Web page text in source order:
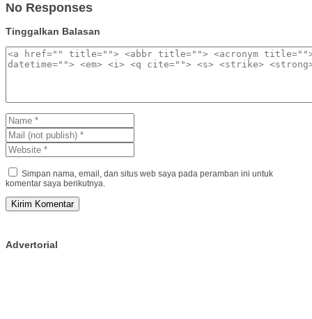
No Responses
Tinggalkan Balasan
Simpan nama, email, dan situs web saya pada peramban ini untuk
komentar saya berikutnya.
Advertorial